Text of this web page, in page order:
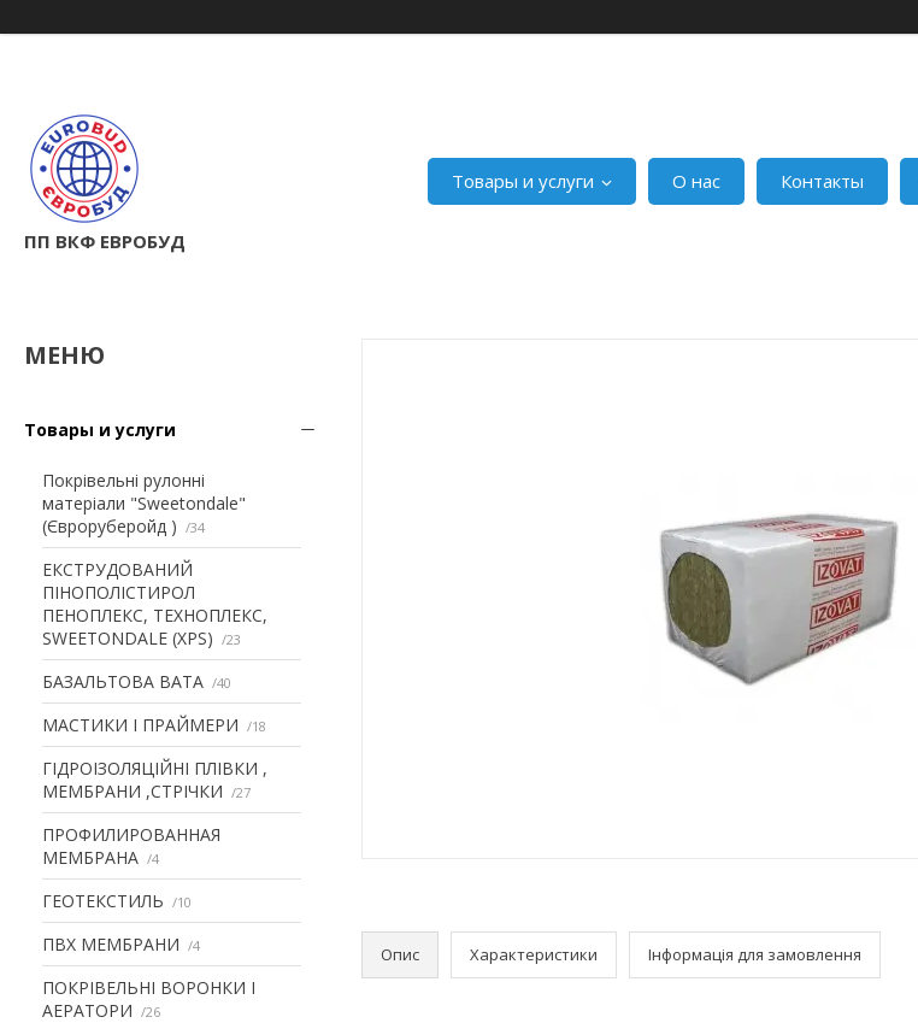
ПП ВКФ ЕВРОБУД
Товары и услуги О нас Контакты
Товары и услуги
Покрівельні рулонні
матеріали "Sweetondale"
(Євроруберойд )
34
ЕКСТРУДОВАНИЙ
ПІНОПОЛІСТИРОЛ
ПЕНОПЛЕКС, ТЕХНОПЛЕКС,
SWEETONDALE (XPS)
23
БАЗАЛЬТОВА ВАТА 40
МАСТИКИ І ПРАЙМЕРИ 18
ГІДРОІЗОЛЯЦІЙНІ ПЛІВКИ ,
МЕМБРАНИ ,СТРІЧКИ
27
ПРОФИЛИРОВАННАЯ
МЕМБРАНА
4
ГЕОТЕКСТИЛЬ 10
ПВХ МЕМБРАНИ 4
ПОКРІВЕЛЬНІ ВОРОНКИ І
АЕРАТОРИ
26
Опис Характеристики Інформація для замовлення